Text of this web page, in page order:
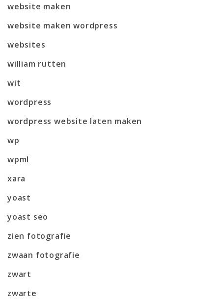
website maken
website maken wordpress
websites
william rutten
wit
wordpress
wordpress website laten maken
wp
wpml
xara
yoast
yoast seo
zien fotografie
zwaan fotografie
zwart
zwarte